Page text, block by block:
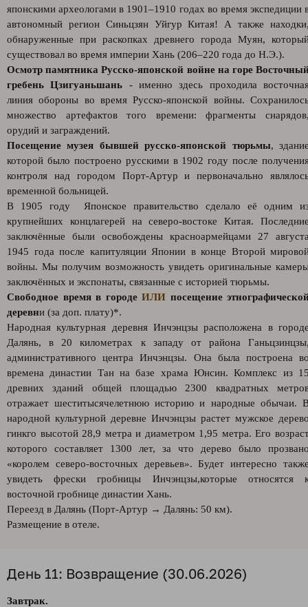
японскими археологами в 1901–1910 годах во время экспедиции
автономный регион Синьцзян Уйгур Китая! А также
обнаруженные при раскопках древнего города Муян,
существовал во время империи Хань (206–220 года до Н.Э.).
Осмотр памятника Русско-японской войне на горе
гребень Цзигуаньшань - именно здесь проходила
линия обороны во время Русско-японской войны.
множество артефактов того времени: фрагменты
орудий и заграждений.
Посещение музея бывшей русско-японской тюрьмы,
которой было построено русскими в 1902 году после
контроля над городом Порт-Артур и первоначально
временной больницей.
В 1905 году Японское правительство сделало её одним
крупнейших концлагерей на северо-востоке Китая.
заключённые были освобождены красноармейцами 27
1945 года после капитуляции Японии в конце Второй
войны. Мы получим возможность увидеть оригинальные
заключённых и экспонаты, связанные с историей тюрьмы.
Свободное время в городе ИЛИ посещение
деревни (за доп. плату)*.
Народная культурная деревня Инчэнцзы расположена в
Далянь, в 20 километрах к западу от района
административного центра Инчэнцзы. Она была построена
времена династии Тан на базе храма Юнсин. Комплекс из
древних зданий общей площадью 2300 квадратных
отражает шеститысячелетнюю историю и народные обычаи.
народной культурной деревне Инчэнцзы растет мужское
гинкго высотой 28,9 метра и диаметром 1,95 метра. Его
которого составляет 1300 лет, за что дерево было
«королем северо-восточных деревьев». Будет интересно
увидеть фрески гробницы Инчэнцзы,которые относятся
восточной гробнице династии Хань.
Переезд в Далянь (Порт-Артур → Далянь: 50 км).
Размещение в отеле.
День 11: Возвращение (30.06.2026)
Завтрак.